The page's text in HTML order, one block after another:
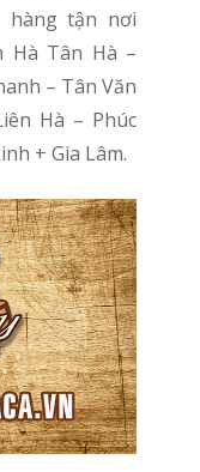
hàng tận nơi
Tân Hà –
– Tân Văn
Hà – Phúc
+ Gia Lâm.